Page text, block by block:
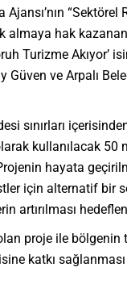
almaya hak
Turizme
Güven ve Arpalı
sınırları
kullanılacak
hayata
için alternatif bir
artırılması
proje ile bölgenin
katkı